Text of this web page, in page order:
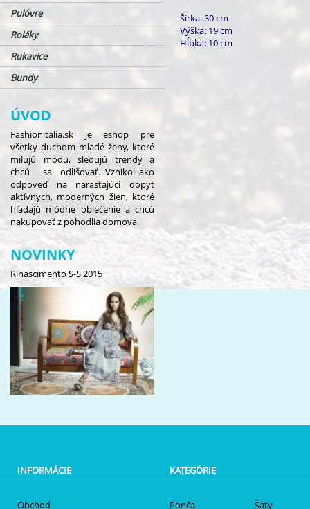
Pulóvre
Roláky
Rukavice
Bundy
ÚVOD
Fashionitalia.sk je eshop pre
všetky duchom mladé ženy, ktoré
milujú módu, sledujú trendy a
chcú sa odlišovať. Vznikol ako
odpoveď na narastajúci dopyt
aktívnych, moderných žien, ktoré
hľadajú módne oblečenie a chcú
nakupovať z pohodlia domova.
NOVINKY
Rinascimento S-S 2015
Šírka: 30 cm
Výška: 19 cm
Hĺbka: 10 cm
INFORMÁCIE
Obchod
KATEGÓRIE
Ponča Šaty